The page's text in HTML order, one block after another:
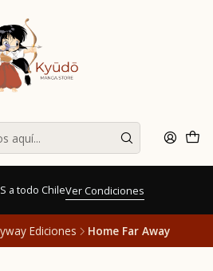
a todo ChileVer Condiciones
Ediciones Home Far Away